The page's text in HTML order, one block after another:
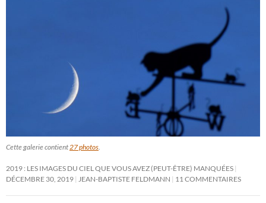
Cette galerie contient 27 photos
2019 : LES IMAGES DU CIEL QUE VOUS AVEZ (PEUT-ÊTRE) MANQUÉES
DÉCEMBRE 30, 2019
JEAN-BAPTISTE FELDMANN 11 COMMENTAIRES